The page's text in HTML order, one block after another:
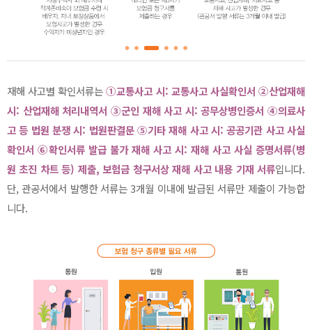
재해 사고별 확인서류는①교통사고 시: 교통사고 사실확인서 ②산업재해
시: 산업재해 처리내역서 ③군인 재해 사고 시: 공무상병인증서 ④의료사
고 등 법원 분쟁 시: 법원판결문 ⑤기타 재해 사고 시: 공공기관 사고 사실
확인서 ⑥확인서류 발급 불가 재해 사고 시: 재해 사고 사실 증명서류(병
원 초진 차트 등) 제출, 보험금 청구서상 재해 사고 내용 기재 서류입니다.
단, 관공서에서 발행한 서류는 3개월 이내에 발급된 서류만 제출이 가능합
니다.